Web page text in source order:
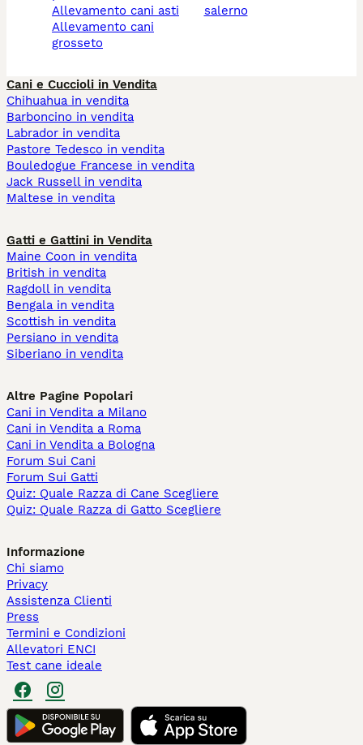
allevamento cani asti
allevamento cani
grosseto
salerno
Cani e Cuccioli in Vendita
Chihuahua in vendita
Barboncino in vendita
Labrador in vendita
Pastore Tedesco in vendita
Bouledogue Francese in vendita
Jack Russell in vendita
Maltese in vendita
Gatti e Gattini in Vendita
Maine Coon in vendita
British in vendita
Ragdoll in vendita
Bengala in vendita
Scottish in vendita
Persiano in vendita
Siberiano in vendita
Altre Pagine Popolari
Cani in Vendita a Milano
Cani in Vendita a Roma
Cani in Vendita a Bologna
Forum Sui Cani
Forum Sui Gatti
Quiz: Quale Razza di Cane Scegliere
Quiz: Quale Razza di Gatto Scegliere
Informazione
Chi siamo
Privacy
Assistenza Clienti
Press
Termini e Condizioni
Allevatori ENCI
Test cane ideale